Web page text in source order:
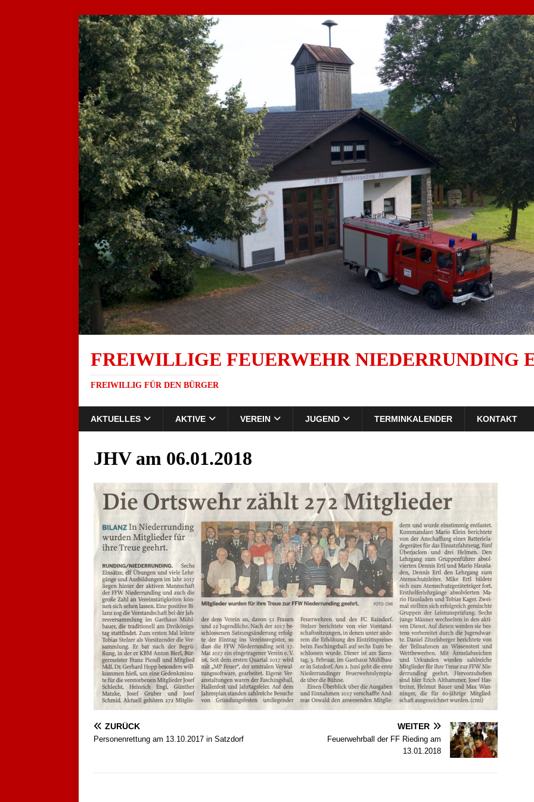
FREIWILLIGE FEUERWEHR NIEDERRUNDING
FREIWILLIG FÜR DEN BÜRGER
AKTUELLES AKTIVE VEREIN JUGEND TERMINKALENDER KONTAKT
JHV am 06.01.2018
ZURÜCK
Personenrettung am 13.10.2017 in Satzdorf
WEITER
Feuerwehrball der FF Rieding am
13.01.2018